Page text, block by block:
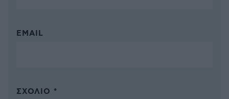
EMAIL
ΣΧΌΛΙΟ *